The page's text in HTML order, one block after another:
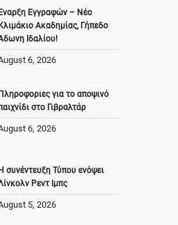
Εγγραφών – Νέο
Κλιμάκιο Ακαδημίας, Γήπεδο
Ιδαλίου!
6, 2026
Πληροφοριες για το αποψινό
στο Γιβραλτάρ
6, 2026
Η συνέντευξη Τύπου ενόψει
Ρεντ Ιμπς
5, 2026